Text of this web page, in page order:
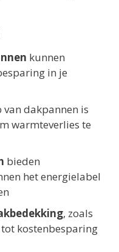
kunnen
in je
dakpannen is
warmteverlies te
bieden
het energielabel
, zoals
kostenbesparing